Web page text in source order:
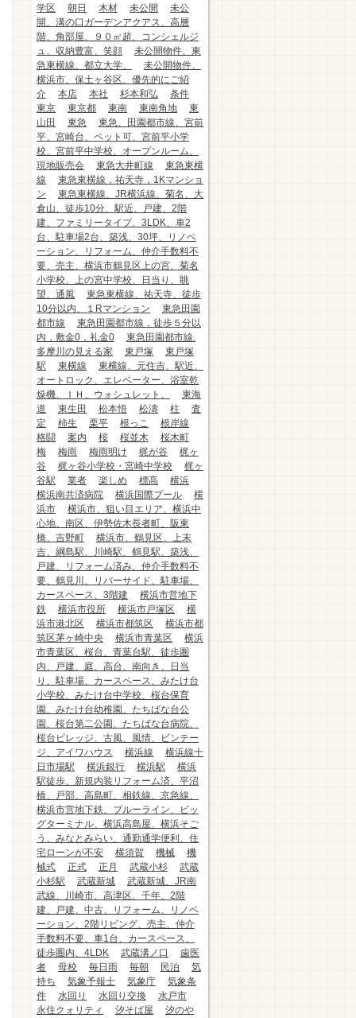
学区
朝日 木材 未公開
未公
開、溝の口ガーデンアクアス、高層
階、角部屋、９０㎡超、コンシェルジ
ュ、収納豊富、笑顔
未公開物件、東
急東横線、都立大学、
未公開物件、
横浜市、保土ヶ谷区、優先的にご紹
介
本店 本社 杉本和弘
条件
東京
東京都 東南 東南角地
東
山田
東急
東急、田園都市線、宮前
平、宮崎台、ペット可、宮前平小学
校、宮前平中学校、オープンルーム、
現地販売会
東急大井町線
東急東横
線
東急東横線，祐天寺，1Kマンショ
ン
東急東横線、JR横浜線、菊名、大
倉山、徒歩10分、駅近、戸建、2階
建、ファミリータイプ、3LDK、車2
台、駐車場2台、築浅、30坪、リノベ
ーション、リフォーム、仲介手数料不
要、売主、横浜市鶴見区上の宮、菊名
小学校、上の宮中学校、日当り、眺
望、通風
東急東横線、祐天寺、徒歩
10分以内、１Rマンション
東急田園
都市線
東急田園都市線，徒歩５分以
内，敷金0，礼金0
東急田園都市線.
多摩川の見える家
東戸塚
東戸塚
駅
東横線
東横線、元住吉、駅近、
オートロック、エレベーター、浴室乾
燥機、ＩＨ、ウォシュレット、
東海
道
東生田 松本悟 松濤 柱
査
定
柿生 栗平 根っこ
根岸線
格闘
案内 桜 桜並木
桜木町
梅
梅雨 梅雨明け 梶が谷
梶ヶ
谷
梶ヶ谷小学校・宮崎中学校
梶ヶ
谷駅
業者 楽しめ 標高
横浜
横浜南共済病院
横浜国際プール
横
浜市
横浜市、狙い目エリア、横浜中
心地、南区、伊勢佐木長者町、阪東
橋、吉野町
横浜市、鶴見区、上末
吉、綱島駅、川崎駅、鶴見駅、築浅、
戸建、リフォーム済み、仲介手数料不
要、鶴見川、リバーサイド、駐車場、
カースペース、3階建
横浜市営地下
鉄
横浜市役所 横浜市戸塚区
横
浜市港北区
横浜市都筑区
横浜市都
筑区茅ヶ崎中央
横浜市青葉区
横浜
市青葉区、桜台、青葉台駅、徒歩圏
内、戸建、庭、高台、南向き、日当
り、駐車場、カースペース、みたけ台
小学校、みたけ台中学校、桜台保育
園、みたけ台幼稚園、たちばな台公
園、桜台第二公園、たちばな台病院、
桜台ビレッジ、古風、風情、ビンテー
ジ、アイワハウス
横浜線
横浜線十
日市場駅
横浜銀行 横浜駅
横浜
駅徒歩、新規内装リフォーム済、平沼
橋、戸部、高島町、相鉄線、京急線、
横浜市営地下鉄、ブルーライン、ビッ
グターミナル、横浜高島屋、横浜そご
う、みなとみらい、通勤通学便利、住
宅ローンが不安
横須賀 機械
機
械式
正式 正月 武蔵小杉
武蔵
小杉駅
武蔵新城
武蔵新城、JR南
武線、川崎市、高津区、千年、2階
建、戸建、中古、リフォーム、リノベ
ーション、2階リビング、売主、仲介
手数料不要、車1台、カースペース、
徒歩圏内、4LDK
武蔵溝ノ口
歯医
者
母校 毎日雨 毎朝 民泊
気
持ち
気象予報士 気象庁
気象条
件
水回り 水回り交換
水戸市
永住クォリティ
汐そば屋
汐のや